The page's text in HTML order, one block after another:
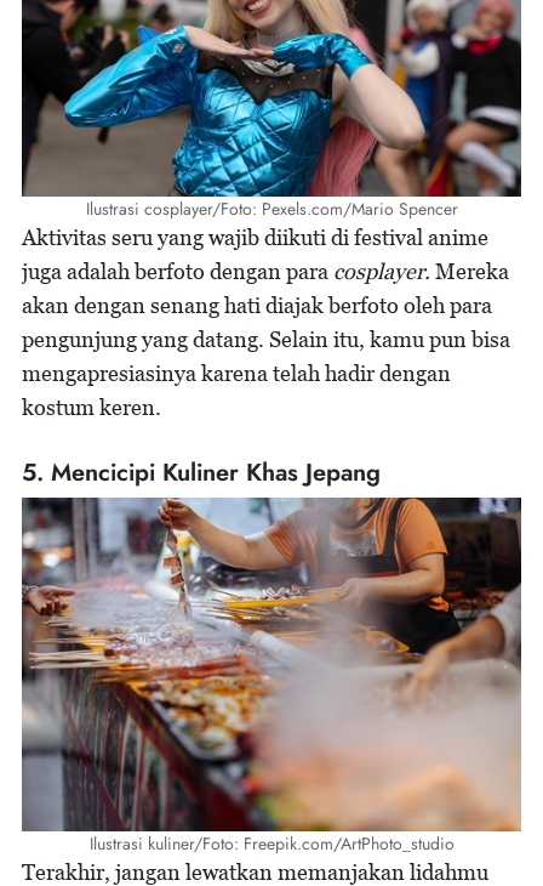
Ilustrasi cosplayer/Foto: Pexels.com/Mario Spencer
Aktivitas seru yang wajib diikuti di festival anime
juga adalah berfoto dengan para cosplayer. Mereka
akan dengan senang hati diajak berfoto oleh para
pengunjung yang datang. Selain itu, kamu pun bisa
mengapresiasinya karena telah hadir dengan
kostum keren.
5. Mencicipi Kuliner Khas Jepang
Ilustrasi kuliner/Foto: Freepik.com/ArtPhoto_studio
Terakhir, jangan lewatkan memanjakan lidahmu